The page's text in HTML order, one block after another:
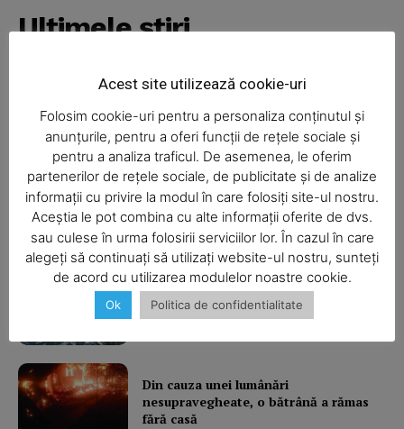
SUBSCRIBE NOW
Company
Contact us
Subscription Plans
Ultimele ştiri
Şofa beat, cu permisul suspendat
I-aţi văzut?
Balcon în flăcări într-un bloc din
Mărăţei
Din cauza unei lumânări
nesupravegheate, o bătrână a rămas
fără casă
Acest site utilizează cookie-uri
Folosim cookie-uri pentru a personaliza conținutul și
anunțurile, pentru a oferi funcții de rețele sociale și
pentru a analiza traficul. De asemenea, le oferim
partenerilor de rețele sociale, de publicitate și de analize
informații cu privire la modul în care folosiți site-ul nostru.
Aceștia le pot combina cu alte informații oferite de dvs.
sau culese în urma folosirii serviciilor lor. În cazul în care
alegeți să continuați să utilizați website-ul nostru, sunteți
de acord cu utilizarea modulelor noastre cookie.
Ok Politica de confidentialitate